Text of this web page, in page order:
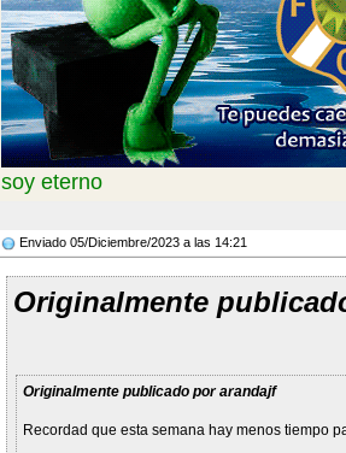
soy eterno
Enviado 05/Diciembre/2023 a las 14:21
Originalmente
Originalmente publicado por arandajf
Recordad que esta semana hay menos tiempo